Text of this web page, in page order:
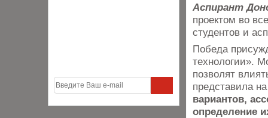
Аспирант
проектом во
студентов и
Победа
технологии».
позволят
представила
вариантов,
определение